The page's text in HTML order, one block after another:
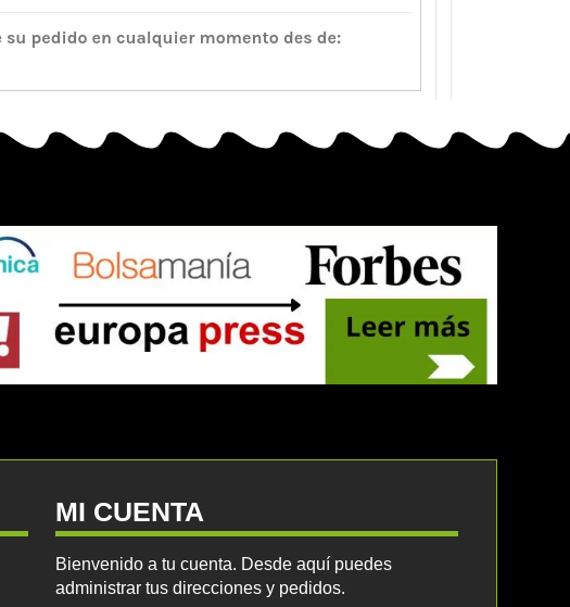
MI CUENTA
Bienvenido a tu cuenta. Desde aquí puedes
administrar tus direcciones y pedidos.